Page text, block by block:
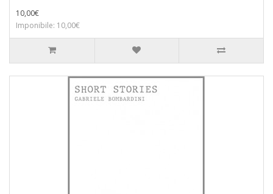
10,00€
Imponibile: 10,00€